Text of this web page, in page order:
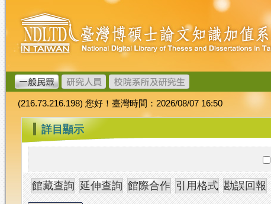
跳
到
主
要
內
容
臺
灣
博
碩
士
論
文
加
值
系
統
(216.73.216.198) 您好！臺灣時間：2026/08/07 16:50
::: 詳目顯示